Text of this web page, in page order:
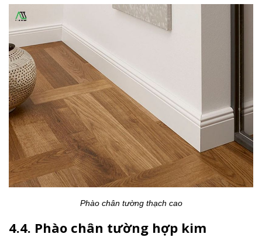
Phào chân tường thạch cao
4.4. Phào chân tường hợp kim